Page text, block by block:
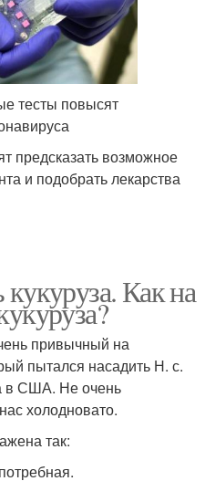
тесты повысят
предсказать возможное
и подобрать лекарства
Как на
привычный на
пытался насадить Н. с.
в США. Не очень
холодновато.
так: